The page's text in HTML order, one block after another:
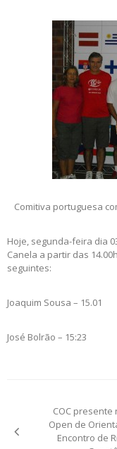
Comitiva portuguesa
Hoje, segunda-feira dia
Canela a partir das
seguintes:
Joaquim Sousa – 15.01
José Bolrão – 15:23
COC presente
Open de
Encontro de